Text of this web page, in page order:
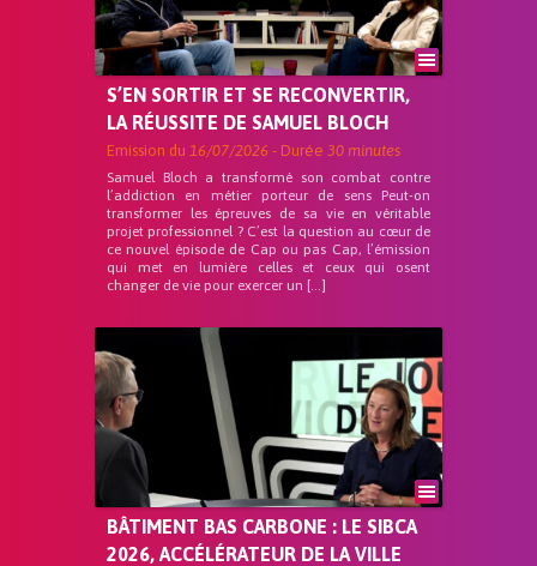
S’EN SORTIR ET SE RECONVERTIR,
LA RÉUSSITE DE SAMUEL BLOCH
Emission du 16/07/2026 - Durée 30 minutes
Samuel Bloch a transformé son combat contre
l’addiction en métier porteur de sens Peut-on
transformer les épreuves de sa vie en véritable
projet professionnel ? C’est la question au cœur de
ce nouvel épisode de Cap ou pas Cap, l’émission
qui met en lumière celles et ceux qui osent
changer de vie pour exercer un […]
BÂTIMENT BAS CARBONE : LE SIBCA
2026, ACCÉLÉRATEUR DE LA VILLE